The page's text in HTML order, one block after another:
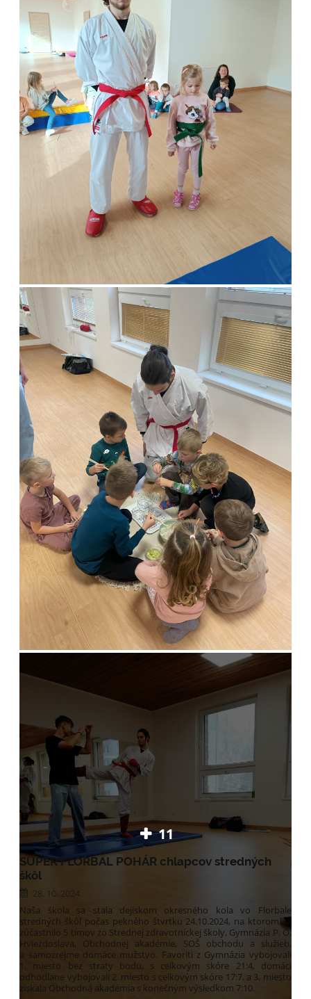
11
SUPER FLORBAL POHÁR chlapcov stredných
škôl
28. 10. 2024
Naša škola sa stala dejiskom okresného kola vo Florbale
stredných škôl počas pekného štvrtku 24.10.2024, na ktorom sa
zúčastnilo 5 tímov zo Strednej zdravotníckej školy, Gymnázia P. O.
Hviezdoslava, Obchodnej akadémie, SOŠ obchodu a služieb,
a samozrejme domáce mužstvo. Favoriti z Gymnázia vybojovali
1. miesto bez straty bodu, s celkovým skóre 21:4, domáci
odhodlane vybojovali 2. miesto s celkovým skóre 17:7, a 3. miesto
získala Obchodná akadémia s konečným výsledkom 7:10.